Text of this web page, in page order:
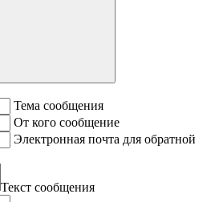
Тема сообщения
От кого сообщение
Электронная почта для обратной
Текст сообщения